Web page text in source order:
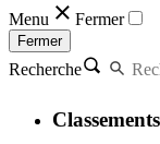
Menu Fermer
Fermer
Recherche
Classements